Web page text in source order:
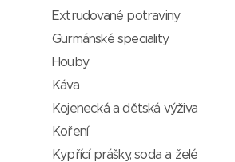
Extrudované potraviny
Gurmánské speciality
Houby
Káva
Kojenecká a dětská výživa
Koření
Kypřící prášky, soda a želé